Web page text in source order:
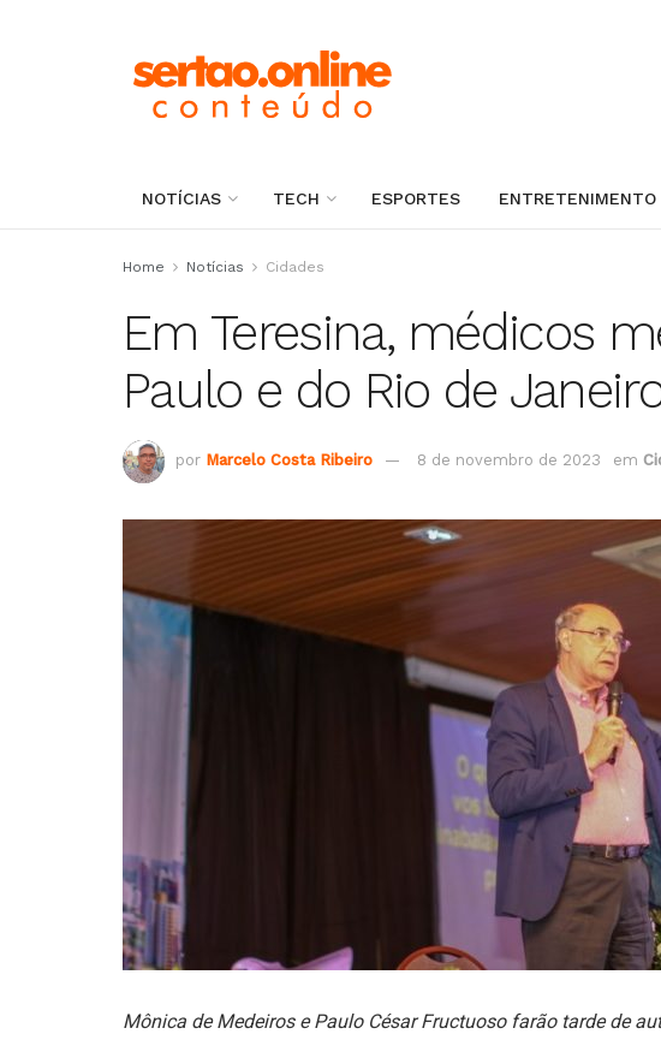
NOTÍCIAS TECH ESPORTES ENTRETENIMENTO
Home Notícias Cidades
Em Teresina, médicos
Paulo e do Rio de
por Marcelo Costa Ribeiro 8 de novembro de 2023 em
Mônica de Medeiros e Paulo César Fructuoso farão tarde de